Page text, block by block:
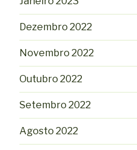
Dezembro 2022
Novembro 2022
Outubro 2022
Setembro 2022
Agosto 2022